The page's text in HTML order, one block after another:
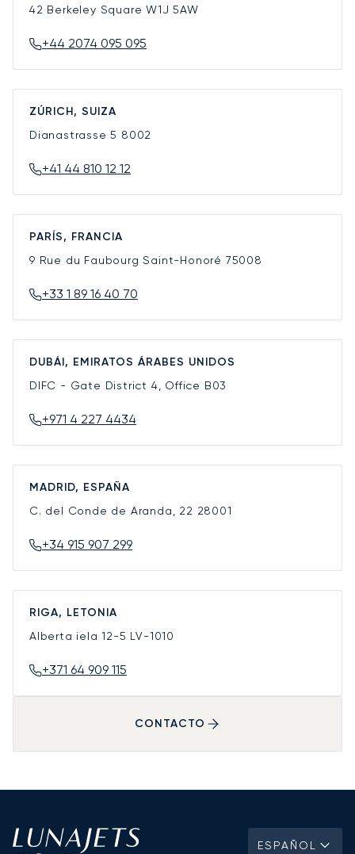
42 Berkeley SquareW1J 5AW
+44 2074 095 095
ZÚRICH, SUIZA
Dianastrasse 5 8002
+41 44 810 12 12
PARÍS, FRANCIA
9 Rue du Faubourg Saint-Honoré 75008
+33 1 89 16 40 70
DUBÁI, EMIRATOS ÁRABES UNIDOS
DIFC - Gate District 4, Office B03
+971 4 227 4434
MADRID, ESPAÑA
C. del Conde de Aranda, 22 28001
+34 915 907 299
RIGA, LETONIA
Alberta iela 12-5 LV-1010
+371 64 909 115
CONTACTO
ESPAÑOL